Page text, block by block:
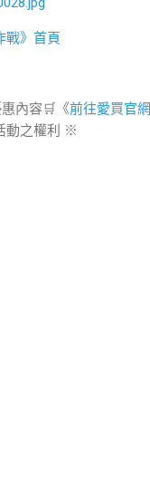
戰》首頁
內容🛒《前往愛買官網
動之權利 ※